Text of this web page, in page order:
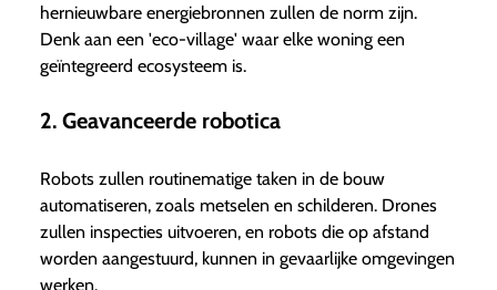
hernieuwbare energiebronnen zullen de norm zijn.
Denk aan een 'eco-village' waar elke woning een
geïntegreerd ecosysteem is.
2. Geavanceerde robotica
Robots zullen routinematige taken in de bouw
automatiseren, zoals metselen en schilderen. Drones
zullen inspecties uitvoeren, en robots die op afstand
worden aangestuurd, kunnen in gevaarlijke omgevingen
werken.